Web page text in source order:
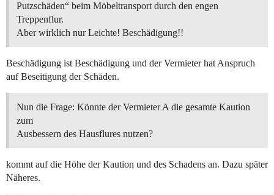
Putzschäden“ beim Möbeltransport durch den engen
Treppenflur.
Aber wirklich nur Leichte! Beschädigung!!
Beschädigung ist Beschädigung und der Vermieter hat Anspruch
auf Beseitigung der Schäden.
Nun die Frage: Könnte der Vermieter A die gesamte Kaution
zum
Ausbessern des Hausflures nutzen?
kommt auf die Höhe der Kaution und des Schadens an. Dazu später
Näheres.